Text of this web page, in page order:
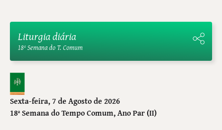
Liturgia diária
18ª Semana do T. Comum
Sexta-feira, 7 de Agosto de 2026
18ª Semana do Tempo Comum, Ano Par (II)